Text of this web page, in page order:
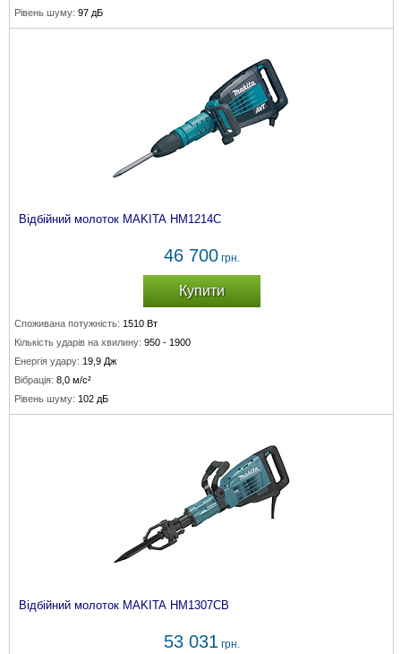
Рівень шуму: 97 дБ
Відбійний молоток MAKITA HM1214C
46 700грн.
Купити
Споживана потужність: 1510 Вт
Кількість ударів на хвилину: 950 - 1900
Енергія удару: 19,9 Дж
Вібрація: 8,0 м/с²
Рівень шуму: 102 дБ
Відбійний молоток MAKITA HM1307CB
53 031грн.